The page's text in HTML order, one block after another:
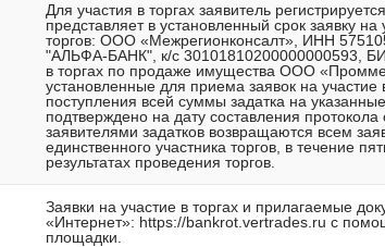
Для участия в торгах заявитель
представляет в установленный срок заявку на
торгов: ООО «Межрегионконсалт», ИНН
"АЛЬФА-БАНК", к/с 30101810200000000593,
в торгах по продаже имущества ООО
установленные для приема заявок на участие
поступления всей суммы задатка на
подтверждено на дату составления
заявителями задатков возвращаются всем
единственного участника торгов, в течение
результатах проведения торгов.
Заявки на участие в торгах и прилагаемые
«Интернет»: https://bankrot.vertrades.ru с
площадки.